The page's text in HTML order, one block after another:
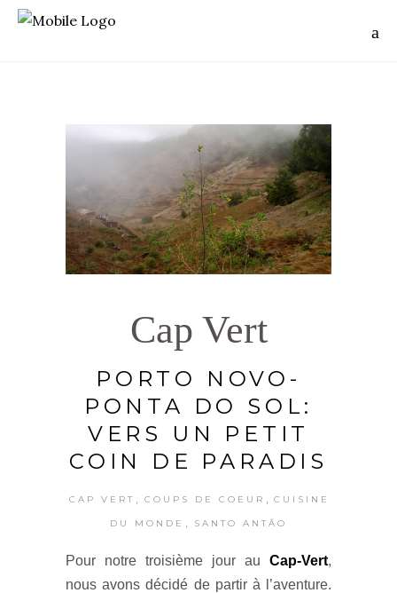
Cap Vert
PORTO NOVO-
PONTA DO SOL:
VERS UN PETIT
COIN DE PARADIS
CAP VERT COUPS DE COEUR CUISINE
DU MONDE SANTO ANTÃO
Pour notre troisième jour au Cap-Vert,
nous avons décidé de partir à l’aventure.